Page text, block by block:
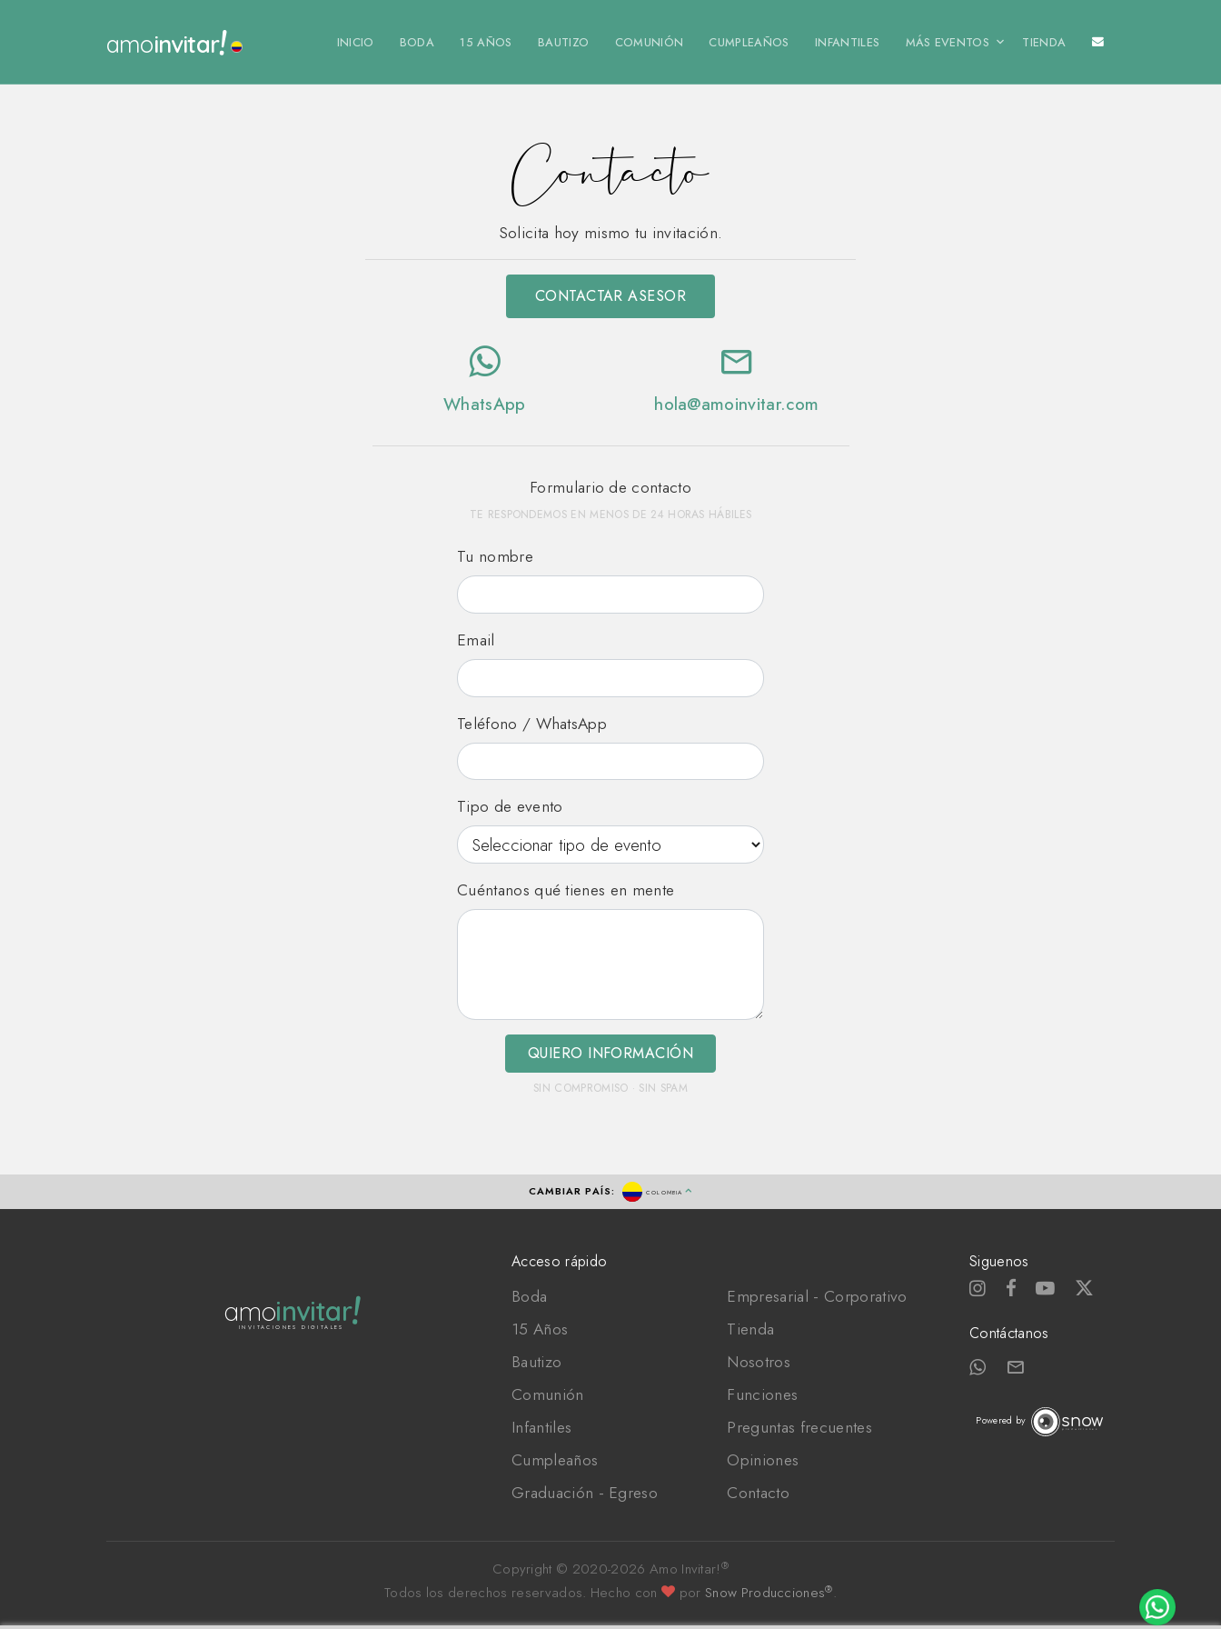
amoinvitar! INICIO BODA 15 AÑOS BAUTIZO COMUNIÓN CUMPLEAÑOS INFANTILES MÁS EVENTOS TIENDA
Contacto
Solicita hoy mismo tu invitación.
CONTACTAR ASESOR
WhatsApp hola@amoinvitar.com
Formulario de contacto
TE RESPONDEMOS EN MENOS DE 24 HORAS HÁBILES
Tu nombre
Email
Teléfono / WhatsApp
Tipo de evento
Cuéntanos qué tienes en mente
QUIERO INFORMACIÓN
SIN COMPROMISO · SIN SPAM
CAMBIAR PAÍS: COLOMBIA
amoinvitar!
INVITACIONES DIGITALES
Acceso rápido
Boda
15 Años
Bautizo
Comunión
Infantiles
Cumpleaños
Graduación - Egreso
Empresarial - Corporativo
Tienda
Nosotros
Funciones
Preguntas frecuentes
Opiniones
Contacto
Siguenos
Contáctanos
Powered by
Copyright © 2020-2026 Amo Invitar!®
Todos los derechos reservados. Hecho con por Snow Producciones®.